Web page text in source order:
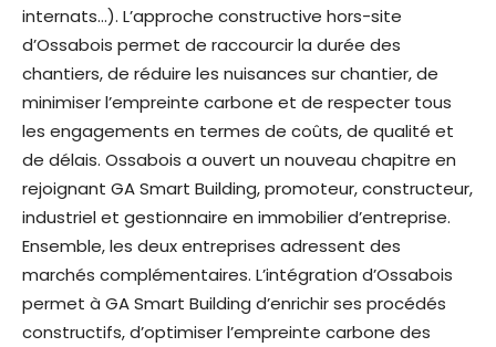
internats…). L’approche constructive hors-site
d’Ossabois permet de raccourcir la durée des
chantiers, de réduire les nuisances sur chantier, de
minimiser l’empreinte carbone et de respecter tous
les engagements en termes de coûts, de qualité et
de délais. Ossabois a ouvert un nouveau chapitre en
rejoignant GA Smart Building, promoteur, constructeur,
industriel et gestionnaire en immobilier d’entreprise.
Ensemble, les deux entreprises adressent des
marchés complémentaires. L’intégration d’Ossabois
permet à GA Smart Building d’enrichir ses procédés
constructifs, d’optimiser l’empreinte carbone des